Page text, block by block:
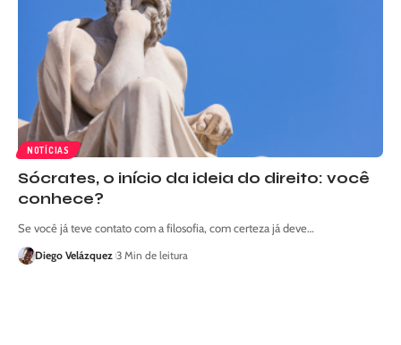
NOTÍCIAS
Sócrates, o início da ideia do direito: você
conhece?
Se você já teve contato com a filosofia, com certeza já deve…
Diego Velázquez 3 Min de leitura